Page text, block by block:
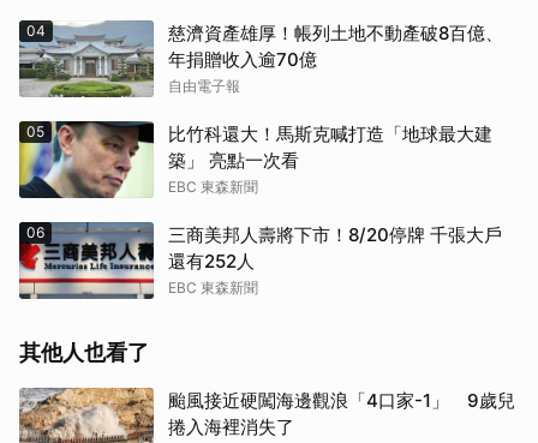
04
慈濟資產雄厚！帳列土地不動產破8百億、
年捐贈收入逾70億
自由電子報
05
比竹科還大！馬斯克喊打造「地球最大建
築」 亮點一次看
EBC 東森新聞
06
三商美邦人壽將下市！8/20停牌 千張大戶
還有252人
EBC 東森新聞
其他人也看了
颱風接近硬闖海邊觀浪「4口家-1」 9歲兒
捲入海裡消失了